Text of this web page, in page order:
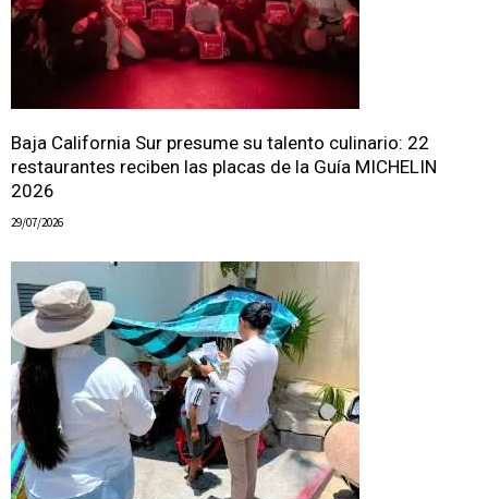
Baja California Sur presume su talento culinario: 22
restaurantes reciben las placas de la Guía MICHELIN
2026
29/07/2026